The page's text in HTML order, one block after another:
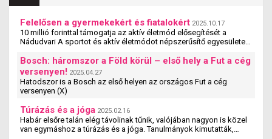
Felelősen a gyermekekért és fiatalokért 2025.10.17
10 millió forinttal támogatja az aktív életmód elősegítését a
Nádudvari A sportot és aktív életmódot népszerűsítő egyesületek,
Bosch: háromszor a Föld körül – első hely a Fut a cég
versenyen! 2025.04.27
Hatodszor is a Bosch az első helyen az országos Fut a cég
versenyen (X)
Túrázás és a jóga 2025.02.16
Habár elsőre talán elég távolinak tűnik, valójában nagyon is közel
van egymáshoz a túrázás és a jóga. Tanulmányok kimutatták,